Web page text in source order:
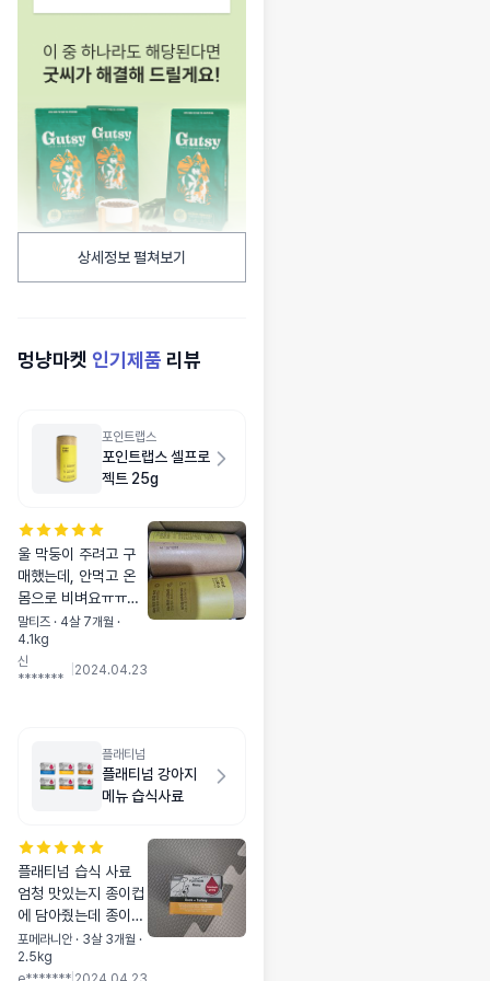
상세정보 펼쳐보기
멍냥마켓 인기제품 리뷰
포인트랩스
포인트랩스 셀프로
젝트 25g
울 막둥이 주려고 구
매했는데, 안먹고 온
몸으로 비벼요ㅠㅠㅎ
ㅎ 다행히 큰거 안사
고 작은거 사서 다행
이에요~ 몇번 더 시도
말티즈 · 4살 7개월 ·
4.1kg
신
*******
2024.04.23
플래티넘
플래티넘 강아지
메뉴 습식사료
플래티넘 습식 사료
엄청 맛있는지 종이컵
에 담아줬는데 종이컵
까지 먹으려고 하더라
구요..ㅎㅎㅎ 코를 박
포메라니안 · 3살 3개월 ·
2.5kg